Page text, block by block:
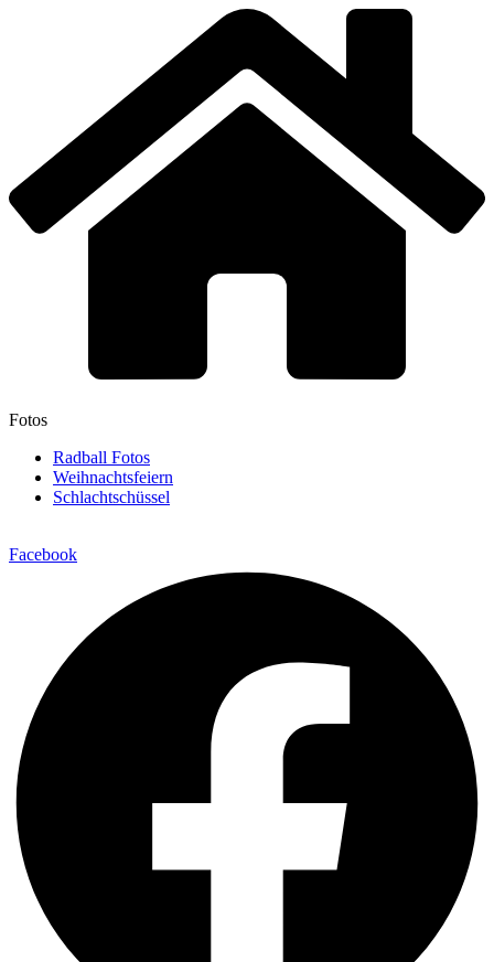
Fotos
Radball Fotos
Weihnachtsfeiern
Schlachtschüssel
Facebook